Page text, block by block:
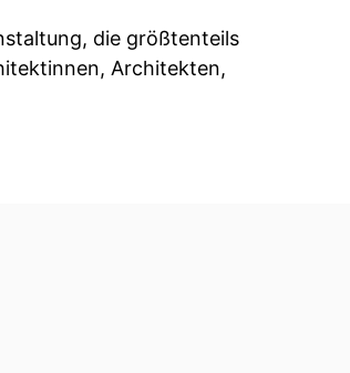
die größtenteils
Architekten,